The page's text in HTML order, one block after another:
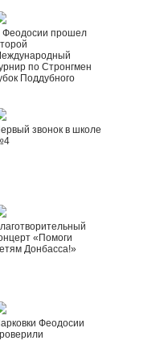
Феодосии прошел
по Стронгмен
Поддубного
звонок в школе
«Помоги
Донбасса!»
Феодосии